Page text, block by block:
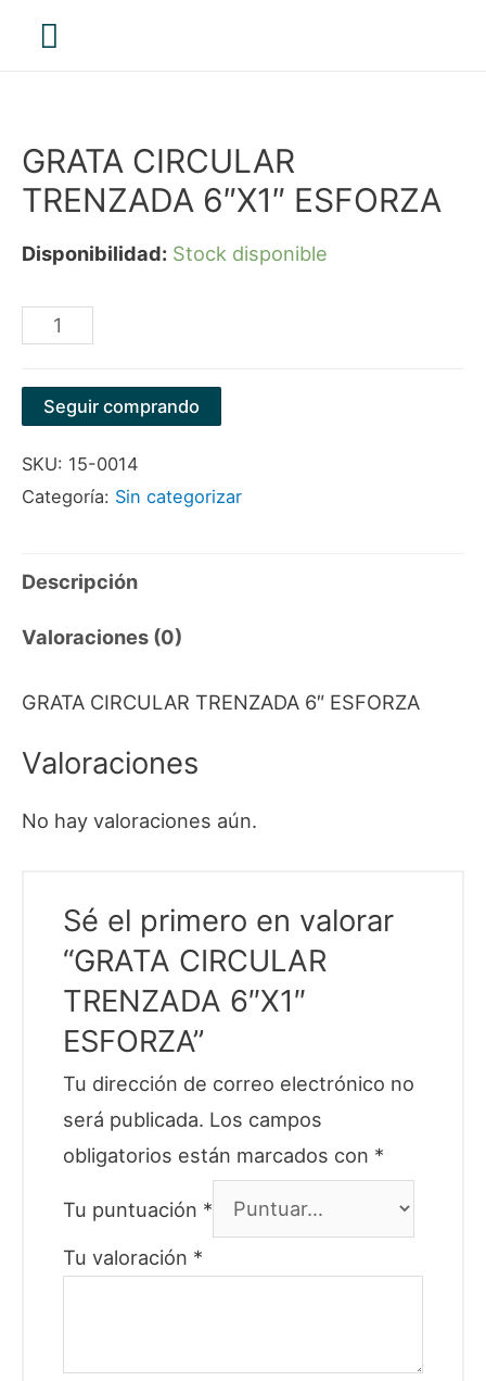
Menú
GRATA CIRCULAR
TRENZADA 6″X1″ ESFORZA
Disponibilidad: Stock disponible
GRATA
TRENZADA
6"X1"
ESFORZA
cantidad
Seguir comprando
SKU: 15-0014
Categoría: Sin categorizar
Descripción
Valoraciones (0)
GRATA CIRCULAR TRENZADA 6″ ESFORZA
Valoraciones
No hay valoraciones aún.
Sé el primero en valorar
“GRATA CIRCULAR
TRENZADA 6″X1″
ESFORZA”
Tu dirección de correo electrónico no
será publicada. Los campos
obligatorios están marcados con *
Tu puntuación *
Tu valoración *